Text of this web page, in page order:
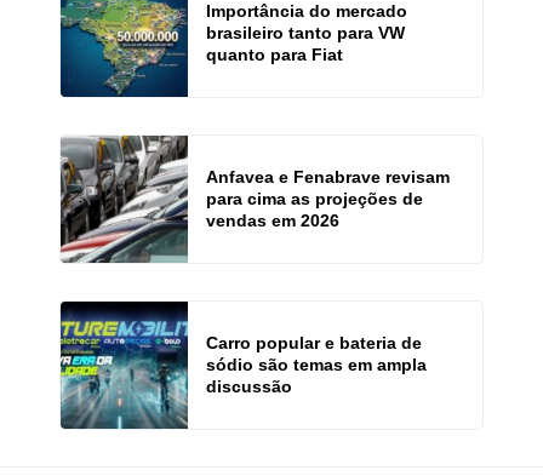
Importância do mercado
brasileiro tanto para VW
quanto para Fiat
Anfavea e Fenabrave revisam
para cima as projeções de
vendas em 2026
Carro popular e bateria de
sódio são temas em ampla
discussão